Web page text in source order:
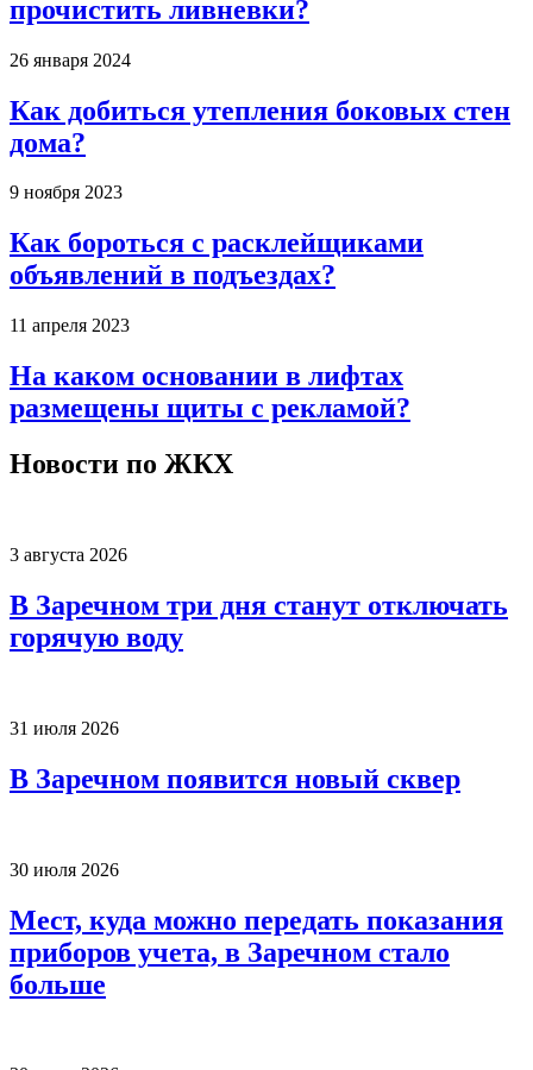
прочистить ливневки?
26 января 2024
Как добиться утепления боковых стен
дома?
9 ноября 2023
Как бороться с расклейщиками
объявлений в подъездах?
11 апреля 2023
На каком основании в лифтах
размещены щиты с рекламой?
Новости по ЖКХ
3 августа 2026
В Заречном три дня станут отключать
горячую воду
31 июля 2026
В Заречном появится новый сквер
30 июля 2026
Мест, куда можно передать показания
приборов учета, в Заречном стало
больше